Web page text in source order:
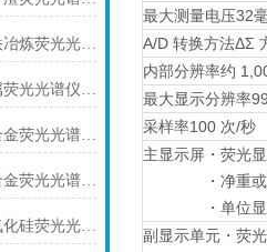
工厂直销DF-2000钢铁冶炼荧光光谱仪技术参数
工厂直销DF-2000金属荧光光谱仪技术参数
工厂直销DF-2000铜合金荧光光谱仪技术参数
工厂直销DF-2000铁合金荧光光谱仪技术参数
工厂直销DF-2000二氧化硅荧光光谱仪技术参数
最大测量电压32
A/D 转换方法ΔΣ
内部分辨率约
最大显示分辨率
采样率100 次/秒
主显示屏・荧光
・净重
・单位
副显示单元・荧